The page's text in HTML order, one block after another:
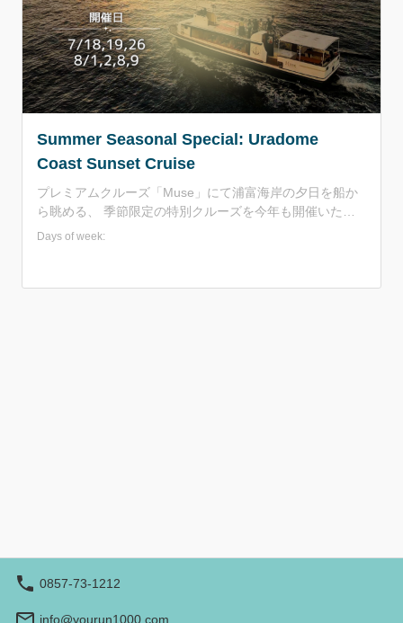
Summer Seasonal Special: Uradome
Coast Sunset Cruise
プレミアムクルーズ「Muse」にて浦富海岸の夕日を船か
ら眺める、 季節限定の特別クルーズを今年も開催いたし
ます！ 普段は日中しか運航しない浦富海岸遊覧船です
日、19日、26日、8月1日、2日、8日、9日 【出航時間】
Days of week:
0857-73-1212
info@yourun1000.com